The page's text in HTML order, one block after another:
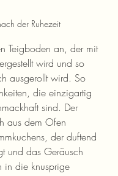
der Ruhezeit
Teigboden an, der mit
wird und so
ausgerollt wird. So
die einzigartig
sind. Der
aus dem Ofen
der duftend
und das Geräusch
in die knusprige